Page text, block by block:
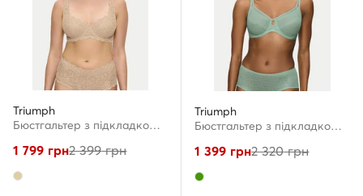
Triumph
Бюстгальтер з підкладкою · Бежевий
1 799 грн2 399грн
Triumph
Бюстгальтер з підкладкою · Зелений
1 399 грн2 320грн